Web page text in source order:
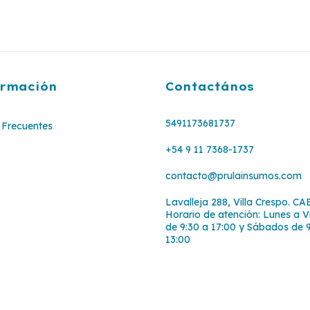
Contactános
5491173681737
+54 9 11 7368-1737
contacto@prulainsumos.com
Lavalleja 288, Villa Crespo.
Horario de atención: Lunes a
de 9:30 a 17:00 y Sábados de
13:00